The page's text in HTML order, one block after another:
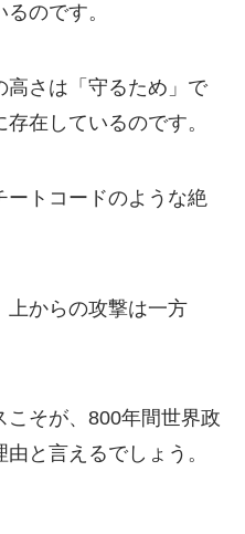
のです。
高さは「守るため」で
在しているのです。
ートコードのような絶
上からの攻撃は一方
こそが、800年間世界政
と言えるでしょう。